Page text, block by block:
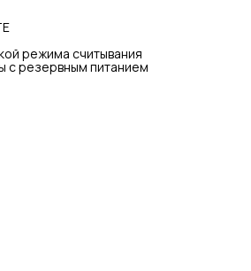
режима считывания
с резервным питанием